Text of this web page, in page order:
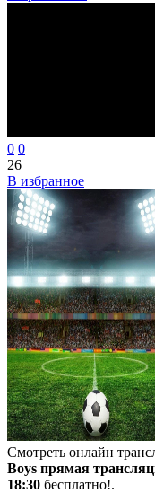
0 0
26
В избранное
Смотреть онлайн
Boys прямая
18:30 бесплатно!.